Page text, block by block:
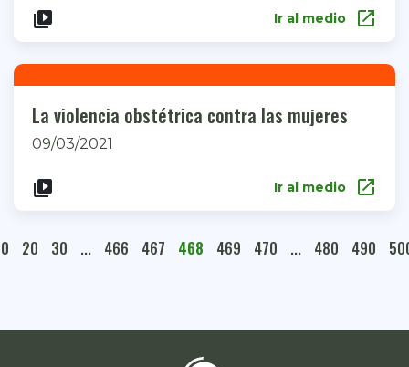
video_library Ir al medio open_in_new
La violencia obstétrica contra las mujeres
09/03/2021
video_library Ir al medio open_in_new
20 30 ... 466 467 468 469 470 ... 480 490